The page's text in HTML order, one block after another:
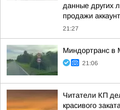
данные других
продажи
21:27
Миндортранс в
21:06
Читатели КП
красивого